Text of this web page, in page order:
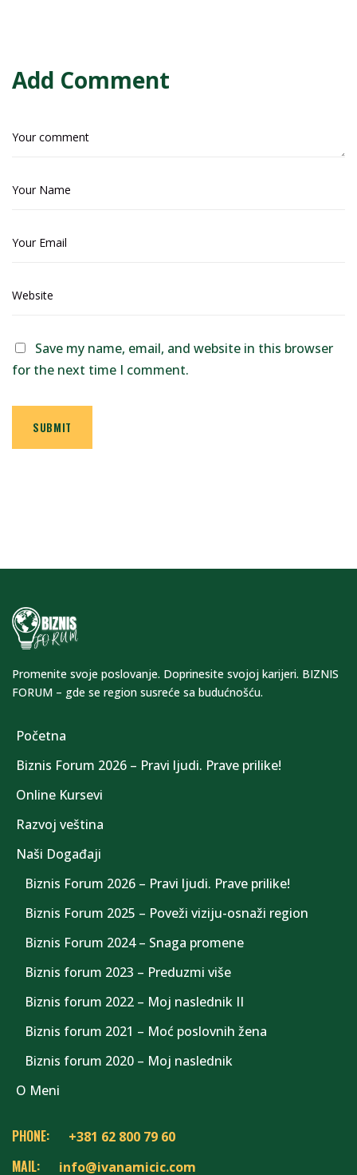
Add Comment
Save my name, email, and website in this browser
for the next time I comment.
SUBMIT
Promenite svoje poslovanje. Doprinesite svojoj karijeri. BIZNIS
FORUM – gde se region susreće sa budućnošću.
Početna
Biznis Forum 2026 – Pravi ljudi. Prave prilike!
Online Kursevi
Razvoj veština
Naši Događaji
Biznis Forum 2026 – Pravi ljudi. Prave prilike!
Biznis Forum 2025 – Poveži viziju-osnaži region
Biznis Forum 2024 – Snaga promene
Biznis forum 2023 – Preduzmi više
Biznis forum 2022 – Moj naslednik II
Biznis forum 2021 – Moć poslovnih žena
Biznis forum 2020 – Moj naslednik
O Meni
PHONE: +381 62 800 79 60
MAIL: info@ivanamicic.com